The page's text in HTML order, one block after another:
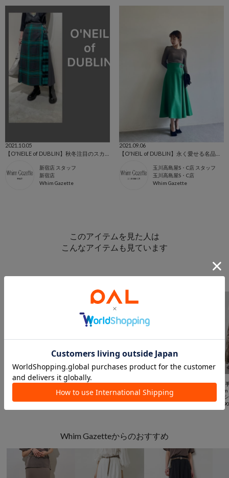
2021.10.05
新宿店 スタッフ
新宿店
Whim Gazette
2021.09.06
玉川高島屋S・C店 スタッフ
玉川高島屋S・C店
Whim Gazette
このアイテムを見た人は
こんなアイテムも見ています
スカートからのおすすめ
再入荷 一部予約 
【THE PAUSE】刺繍オーガンジーティアードスカート
20,900
一部予約 手洗い可 
GALLARDAGALANTE
【秋の新色予約開始】【3サイズ展開/セットアップ対応】リヨセルスリットスカート
¥20,900
TIME SALE WEB限定 
CIAOPANIC TYPY
¥550 (84%OFF)
予約
¥
Whim Gazetteからのおすすめ